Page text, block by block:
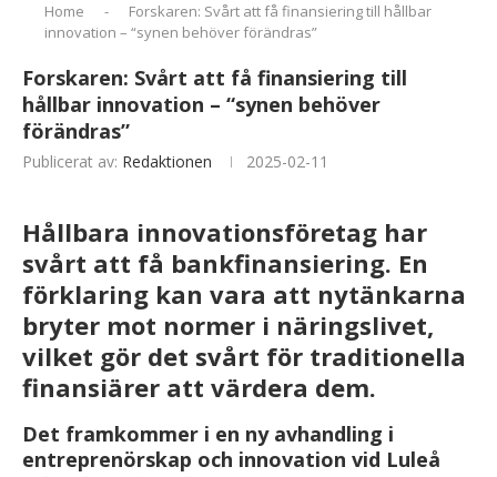
Home -
Forskaren: Svårt att få finansiering till hållbar
innovation – “synen behöver förändras”
Forskaren: Svårt att få finansiering till
hållbar innovation – “synen behöver
förändras”
Publicerat av: Redaktionen 2025-02-11
Hållbara innovationsföretag har
svårt att få bankfinansiering. En
förklaring kan vara att nytänkarna
bryter mot normer i näringslivet,
vilket gör det svårt för traditionella
finansiärer att värdera dem.
Det framkommer i en ny avhandling i
entreprenörskap och innovation vid Luleå